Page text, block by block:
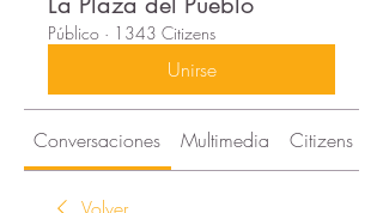
Público · 1343 Citizens
Unirse
Conversaciones Multimedia Citizens